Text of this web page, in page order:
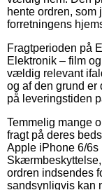
hente ordren,
forretningens
Fragtperioden på
Elektronik – film
vældig relevant
og af den grund
på leveringstiden
Temmelig mange
fragt på deres
Apple iPhone 6/
ordren indsendes
sandsynligvis kan